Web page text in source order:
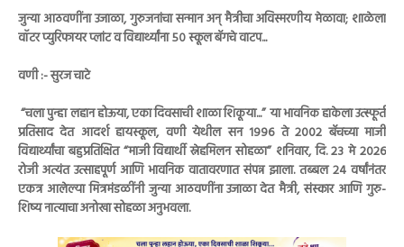
जुन्या आठवणींना उजाळा, गुरुजनांचा सन्मान अन् मैत्रीचा अविस्मरणीय मेळावा; शाळेला
वॉटर प्युरिफायर प्लांट व विद्यार्थ्यांना ५० स्कूल बॅगचे वाटप...
वणी :- सुरज चाटे
“चला पुन्हा लहान होऊया, एका दिवसाची शाळा शिकूया...” या भावनिक हाकेला उत्स्फूर्त
प्रतिसाद देत आदर्श हायस्कूल, वणी येथील सन 1996 ते 2002 बॅचच्या माजी
विद्यार्थ्यांचा बहुप्रतिक्षित “माजी विद्यार्थी स्नेहमिलन सोहळा” शनिवार, दि. 23 मे 2026
रोजी अत्यंत उत्साहपूर्ण आणि भावनिक वातावरणात संपन्न झाला. तब्बल २४ वर्षांनंतर
एकत्र आलेल्या मित्रमंडळींनी जुन्या आठवणींना उजाळा देत मैत्री, संस्कार आणि गुरु-
शिष्य नात्याचा अनोखा सोहळा अनुभवला.